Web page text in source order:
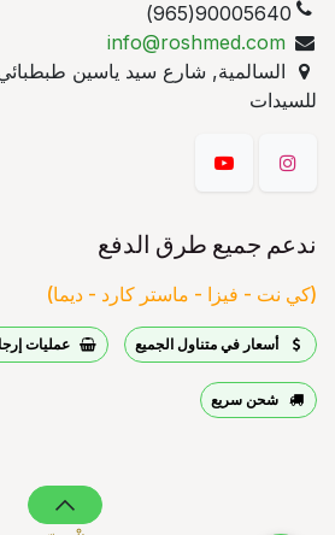
90005640(965)
info@roshmed.com
السالمية, شارع سيد ياسين
للسيدات
ندعم جميع طرق الدفع
(كي نت - فيزا - ماستر كارد - ديما)
أسعار في متناول الجميع عمليات
شحن سريع